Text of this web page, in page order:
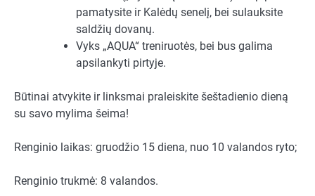
pamatysite ir Kalėdų senelį, bei sulauksite
saldžių dovanų.
Vyks „AQUA“ treniruotės, bei bus galima
apsilankyti pirtyje.
Būtinai atvykite ir linksmai praleiskite šeštadienio dieną
su savo mylima šeima!
Renginio laikas: gruodžio 15 diena, nuo 10 valandos ryto;
Renginio trukmė: 8 valandos.